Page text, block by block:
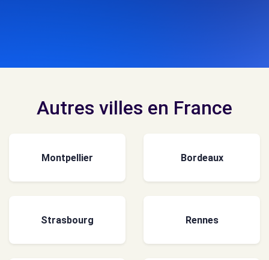
Autres villes en France
Montpellier Bordeaux
Strasbourg Rennes